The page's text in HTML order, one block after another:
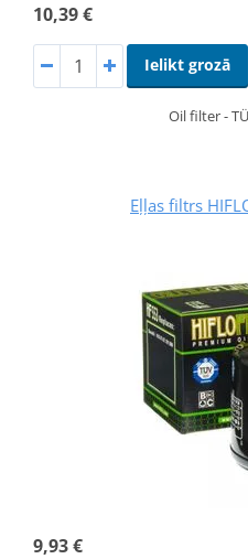
10,39 €
Ielikt grozā
Oil filter -
Eļļas filtrs
9,93 €